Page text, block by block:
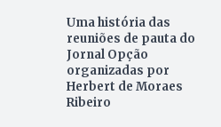
Uma história das
reuniões de pauta do
Jornal Opção
organizadas por
Herbert de Moraes
Ribeiro